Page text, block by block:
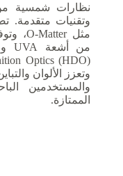
وتقنيات متقدمة.
والمستخدمين
الممتازة.